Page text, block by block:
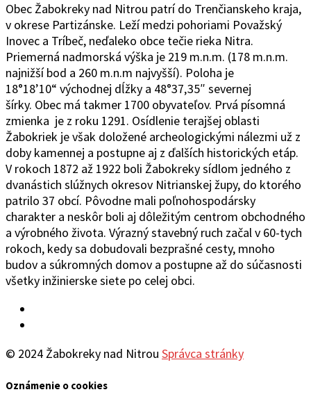
Obec Žabokreky nad Nitrou patrí do Trenčianskeho kraja,
v okrese Partizánske. Leží medzi pohoriami Považský
Inovec a Tríbeč, neďaleko obce tečie rieka Nitra.
Priemerná nadmorská výška je 219 m.n.m. (178 m.n.m.
najnižší bod a 260 m.n.m najvyšší). Poloha je
18°18’10“ východnej dĺžky a 48°37‚35″ severnej
šírky. Obec má takmer 1700 obyvateľov. Prvá písomná
zmienka je z roku 1291. Osídlenie terajšej oblasti
Žabokriek je však doložené archeologickými nálezmi už z
doby kamennej a postupne aj z ďalších historických etáp.
V rokoch 1872 až 1922 boli Žabokreky sídlom jedného z
dvanástich slúžnych okresov Nitrianskej župy, do ktorého
patrilo 37 obcí. Pôvodne mali poľnohospodársky
charakter a neskôr boli aj dôležitým centrom obchodného
a výrobného života. Výrazný stavebný ruch začal v 60-tych
rokoch, kedy sa dobudovali bezprašné cesty, mnoho
budov a súkromných domov a postupne až do súčasnosti
všetky inžinierske siete po celej obci.
© 2024 Žabokreky nad Nitrou Správca stránky
Oznámenie o cookies